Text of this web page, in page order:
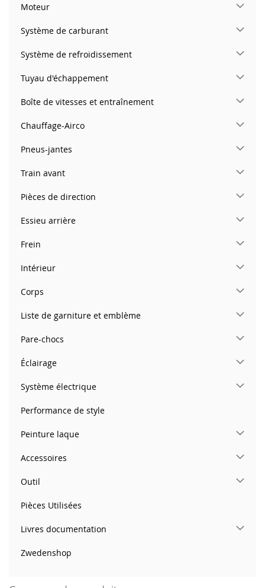
Moteur
Système de carburant
Système de refroidissement
Tuyau d'échappement
Boîte de vitesses et entraînement
Chauffage-Airco
Pneus-jantes
Train avant
Pièces de direction
Essieu arrière
Frein
Intérieur
Corps
Liste de garniture et emblème
Pare-chocs
Éclairage
Système électrique
Performance de style
Peinture laque
Accessoires
Outil
Pièces Utilisées
Livres documentation
Zwedenshop